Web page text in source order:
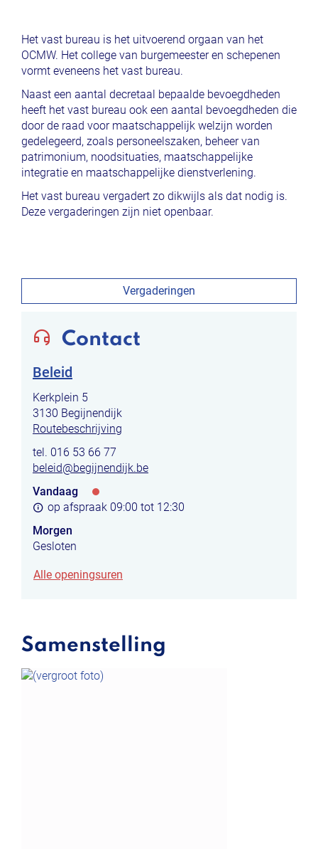
Het vast bureau is het uitvoerend orgaan van het
OCMW. Het college van burgemeester en schepenen
vormt eveneens het vast bureau.
Naast een aantal decretaal bepaalde bevoegdheden
heeft het vast bureau ook een aantal bevoegdheden die
door de raad voor maatschappelijk welzijn worden
gedelegeerd, zoals personeelszaken, beheer van
patrimonium, noodsituaties, maatschappelijke
integratie en maatschappelijke dienstverlening.
Het vast bureau vergadert zo dikwijls als dat nodig is.
Deze vergaderingen zijn niet openbaar.
Vergaderingen
Contact
Beleid
Adres
Kerkplein 5
,3130 Begijnendijk
Routebeschrijving
tel. 016 53 66 77
E-
beleid@begijnendijk.be
Openingsuren
Vandaag
op afspraak 09:00 tot 12:30
Morgen
Gesloten
Alle openingsuren
Samenstelling